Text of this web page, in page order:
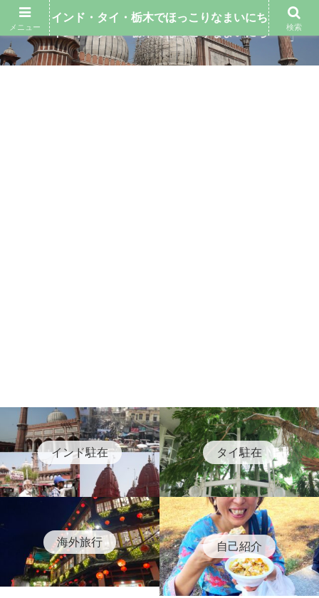
インド駐在 タイ駐在
海外旅行 自己紹介
メニュー
インド・タイ・栃木でほっこりなまいにち
検索